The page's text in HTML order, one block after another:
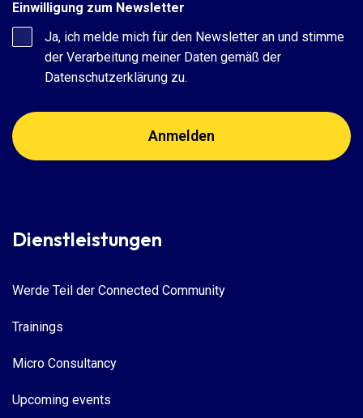
Einwilligung zum Newsletter
Ja, ich melde mich für den Newsletter an und stimme
der Verarbeitung meiner Daten gemäß der
Datenschutzerklärung zu.
Dienstleistungen
Werde Teil der Connected Community
Trainings
Micro Consultancy
Upcoming events